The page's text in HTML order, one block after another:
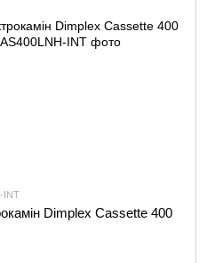
INT
Dimplex Cassette 400